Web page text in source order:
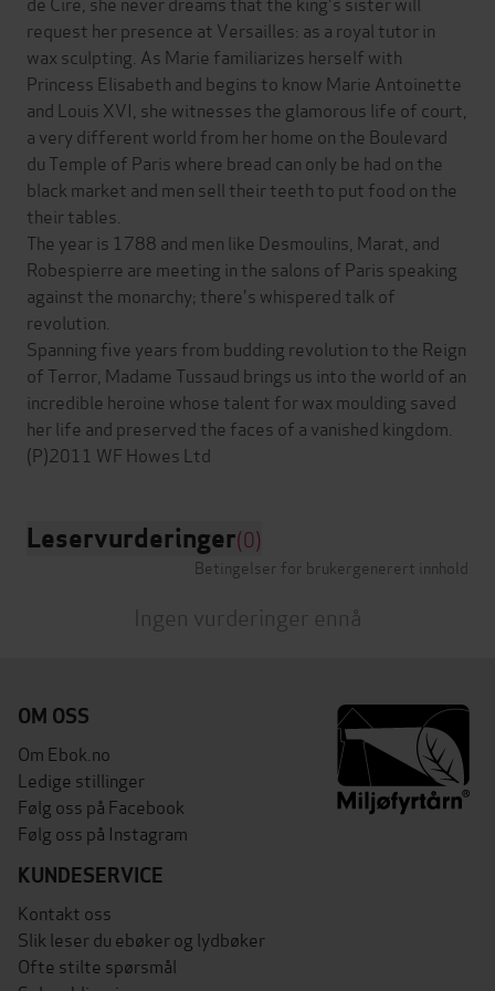
request her presence at Versailles: as a royal tutor in
wax sculpting. As Marie familiarizes herself with
Princess Elisabeth and begins to know Marie Antoinette
and Louis XVI, she witnesses the glamorous life of court,
a very different world from her home on the Boulevard
du Temple of Paris where bread can only be had on the
black market and men sell their teeth to put food on the
their tables.
The year is 1788 and men like Desmoulins, Marat, and
Robespierre are meeting in the salons of Paris speaking
against the monarchy; there's whispered talk of
revolution.
Spanning five years from budding revolution to the Reign
of Terror, Madame Tussaud brings us into the world of an
incredible heroine whose talent for wax moulding saved
her life and preserved the faces of a vanished kingdom.
Leservurderinger(0)
Betingelser for brukergenerert innhold
Ingen vurderinger ennå
OM OSS
Om Ebok.no
Ledige stillinger
Følg oss på Facebook
Følg oss på Instagram
KUNDESERVICE
Kontakt oss
Slik leser du ebøker og lydbøker
Ofte stilte spørsmål